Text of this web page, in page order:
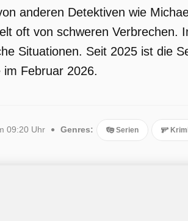
anderen Detektiven wie
oft von schweren Verbrechen.
Situationen. Seit 2025 ist die
Februar 2026.
09:20 Uhr Genres: Serien